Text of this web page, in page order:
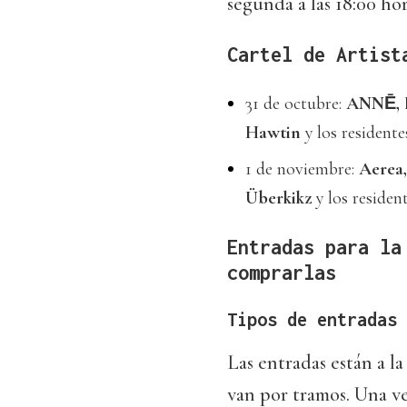
Cartel de
31 de octubre: ANNĒ,
Hawtin y los
1 de noviembre:
Überkikz y los
Entradas para la
comprarlas
Tipos de entradas
Las entradas están a
van por tramos. Una